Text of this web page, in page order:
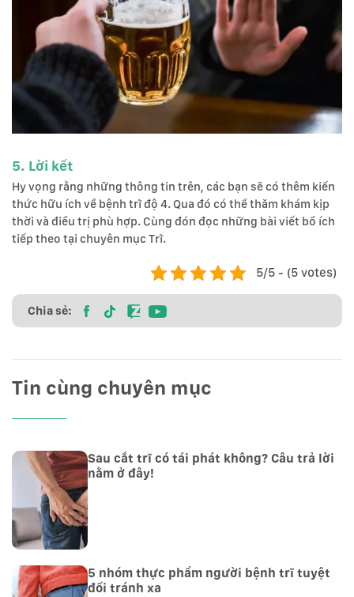
5. Lời kết
Hy vọng rằng những thông tin trên, các bạn sẽ có thêm kiến
thức hữu ích về bệnh trĩ độ 4. Qua đó có thể thăm khám kịp
thời và điều trị phù hợp. Cùng đón đọc những bài viết bổ ích
tiếp theo tại chuyên mục Trĩ.
5/5 - (5 votes)
Chia sẻ:
Tin cùng chuyên mục
Sau cắt trĩ có tái phát không? Câu trả lời
nằm ở đây!
5 nhóm thực phẩm người bệnh trĩ tuyệt
đối tránh xa